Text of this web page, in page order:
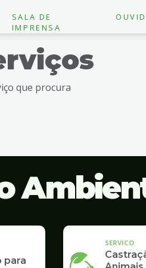
SALA DE
IMPRENSA
que procura
para
SERVICO